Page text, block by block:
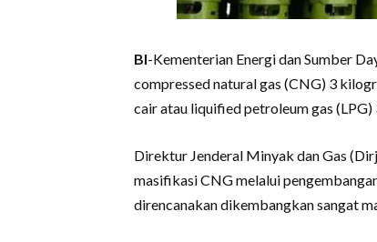
BI-Kementerian Energi dan Sumber
compressed natural gas (CNG) 3
cair atau liquified petroleum gas
Direktur Jenderal Minyak dan Gas
masifikasi CNG melalui
direncanakan dikembangkan sangat